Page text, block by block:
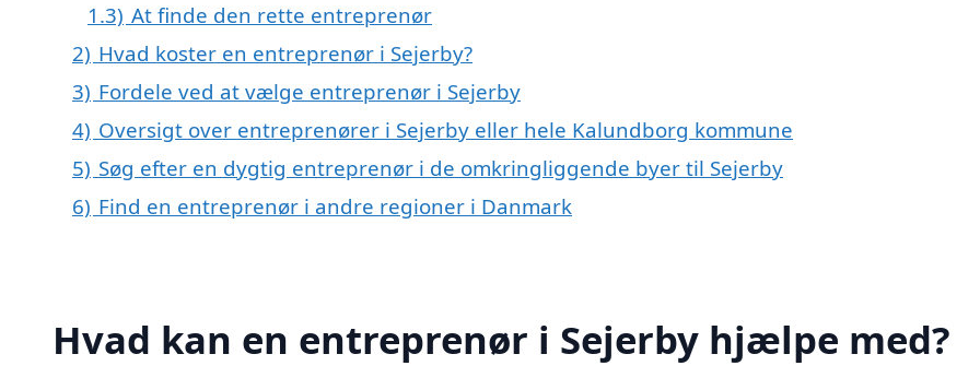
1.3) At finde den rette entreprenør
2) Hvad koster en entreprenør i Sejerby?
3) Fordele ved at vælge entreprenør i Sejerby
4) Oversigt over entreprenører i Sejerby eller hele Kalundborg kommune
5) Søg efter en dygtig entreprenør i de omkringliggende byer til Sejerby
6) Find en entreprenør i andre regioner i Danmark
Hvad kan en entreprenør i Sejerby hjælpe med?